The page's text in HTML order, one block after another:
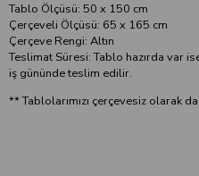
Tablo Ölçüsü: 50 x 150 cm
Çerçeveli Ölçüsü: 65 x 165 cm
Çerçeve Rengi: Altın
Teslimat Süresi: Tablo hazırda var
iş gününde teslim edilir.
** Tablolarımızı çerçevesiz olarak